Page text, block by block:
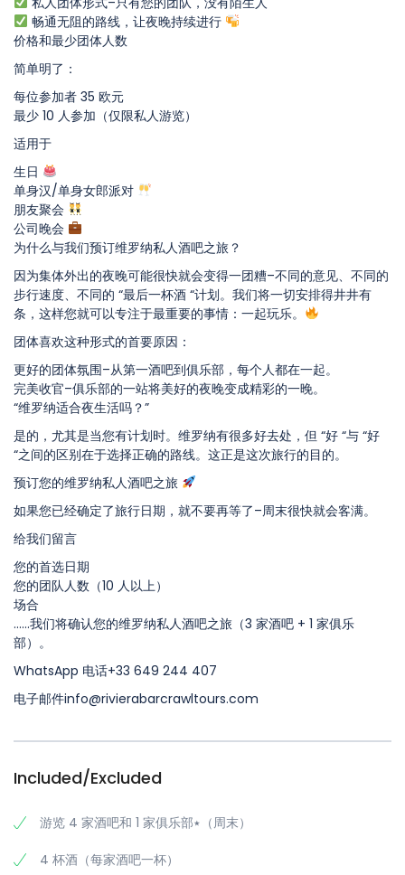
畅通无阻的路线，让夜晚持续进行
价格和最少团体人数
简单明了：
每位参加者 35 欧元
最少 10 人参加（仅限私人游览）
适用于
生日
单身汉/单身女郎派对
朋友聚会
公司晚会
为什么与我们预订维罗纳私人酒吧之旅？
因为集体外出的夜晚可能很快就会变得一团糟–不同的意见、不同的
步行速度、不同的 “最后一杯酒 “计划。我们将一切安排得井井有
条，这样您就可以专注于最重要的事情：一起玩乐。
团体喜欢这种形式的首要原因：
更好的团体氛围–从第一酒吧到俱乐部，每个人都在一起。
完美收官–俱乐部的一站将美好的夜晚变成精彩的一晚。
“维罗纳适合夜生活吗？”
是的，尤其是当您有计划时。维罗纳有很多好去处，但 “好 “与 “好
“之间的区别在于选择正确的路线。这正是这次旅行的目的。
预订您的维罗纳私人酒吧之旅
如果您已经确定了旅行日期，就不要再等了–周末很快就会客满。
给我们留言
您的首选日期
您的团队人数（10 人以上）
场合
……我们将确认您的维罗纳私人酒吧之旅（3 家酒吧 + 1 家俱乐
部）。
WhatsApp 电话+33 649 244 407
电子邮件info@rivierabarcrawltours.com
Included/Excluded
游览 4 家酒吧和 1 家俱乐部٭（周末）
4 杯酒（每家酒吧一杯）